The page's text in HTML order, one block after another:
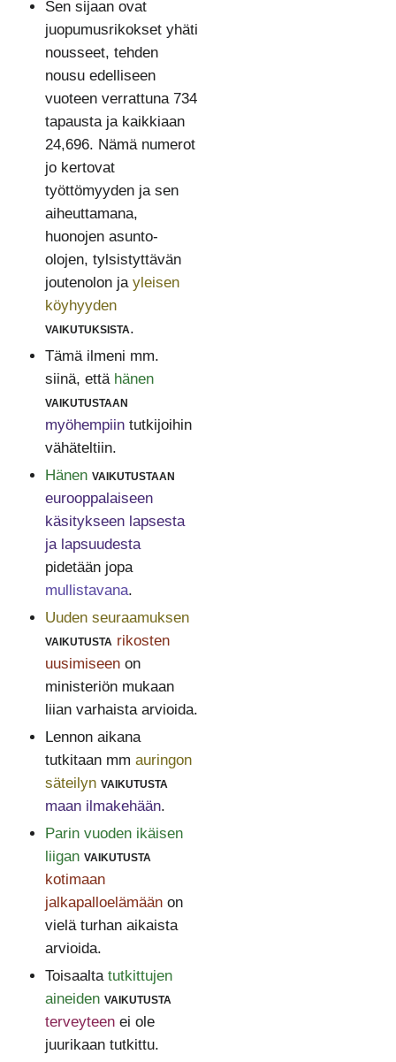
Sen sijaan ovat
juopumusrikokset yhäti
nousseet, tehden
nousu edelliseen
vuoteen verrattuna 734
tapausta ja kaikkiaan
24,696. Nämä numerot
jo kertovat
työttömyyden ja sen
aiheuttamana,
huonojen asunto-
olojen, tylsistyttävän
joutenolon ja yleisen
köyhyyden
vaikutuksista.
Tämä ilmeni mm.
siinä, että hänen
vaikutustaan
myöhempiintutkijoihin
vähäteltiin.
Hänen vaikutustaan
eurooppalaiseen
käsitykseen lapsesta
ja lapsuudesta
pidetään jopa
mullistavana.
Uuden seuraamuksen
vaikutusta rikosten
uusimiseenon
ministeriön mukaan
liian varhaista arvioida.
Lennon aikana
tutkitaan mm auringon
säteilyn vaikutusta
maan ilmakehään.
Parin vuoden ikäisen
liigan vaikutusta
kotimaan
jalkapalloelämäänon
vielä turhan aikaista
arvioida.
Toisaalta tutkittujen
aineiden vaikutusta
terveyteenei ole
juurikaan tutkittu.